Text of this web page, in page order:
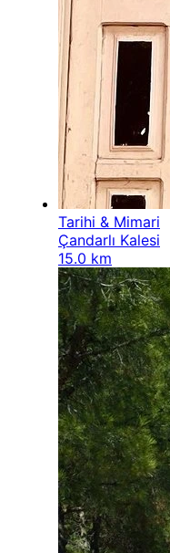
Tarihi & Mimari
Çandarlı Kalesi
15.0 km